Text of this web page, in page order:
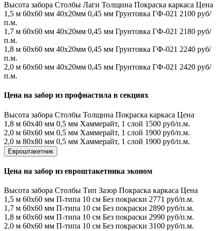
Высота забора Столбы Лаги Толщина Покраска каркаса Цена
1,5 м 60х60 мм 40х20мм 0,45 мм Грунтовка ГФ-021 2100 руб/
п.м.
1,7 м 60х60 мм 40х20мм 0,45 мм Грунтовка ГФ-021 2180 руб/
п.м.
1,8 м 60х60 мм 40х20мм 0,45 мм Грунтовка ГФ-021 2240 руб/
п.м.
2,0 м 60х60 мм 40х20мм 0,45 мм Грунтовка ГФ-021 2420 руб/
п.м.
Цена на забор из профнастила в секциях
Высота забора Столбы Толщина Покраска каркаса Цена
1,8 м 60х40 мм 0,5 мм Хаммерайт, 1 слой 1500 руб/п.м.
2,0 м 60х60 мм 0,5 мм Хаммерайт, 1 слой 1900 руб/п.м.
2,0 м 80х80 мм 0,5 мм Хаммерайт, 1 слой 1900 руб/п.м.
Евроштакетник
Цена на забор из евроштакетника эконом
Высота забора Столбы Тип Зазор Покраска каркаса Цена
1,5 м 60х60 мм П-типа 10 см Без покраски 2771 руб/п.м.
1,7 м 60х60 мм П-типа 10 см Без покраски 2890 руб/п.м.
1,8 м 60х60 мм П-типа 10 см Без покраски 2990 руб/п.м.
2,0 м 60х60 мм П-типа 10 см Без покраски 3100 руб/п.м.